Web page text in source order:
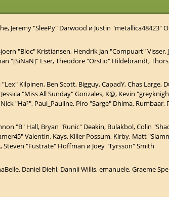
Jeremy "SleePy" Darwood и Justin "metallica48423"
"Bloc" Kristiansen, Hendrik Jan "Compuart"
"[SiNaN]" Eser, Theodore "Orstio" Hildebrandt,
"Lex" Kilpinen, Ben Scott, Bigguy, CapadY, Chas
"Miss All Sunday" Gonzales, K@, Kevin
"Ha²", Paul_Pauline, Piro "Sarge" Dhima,
"B" Hall, Bryan "Runic" Deakin, Bulakbol, Colin
Valentin, Kays, Killer Possum, Kirby, Matt
Steven "Fustrate" Hoffman и Joey "Tyrsson" Smith
Daniel Diehl, Dannii Willis, emanuele, Graeme